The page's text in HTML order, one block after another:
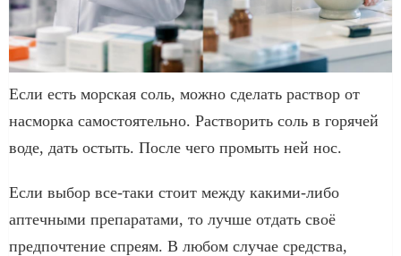
Если есть морская соль, можно сделать раствор от
насморка самостоятельно. Растворить соль в горячей
воде, дать остыть. После чего промыть ней нос.
Если выбор все-таки стоит между какими-либо
аптечными препаратами, то лучше отдать своё
предпочтение спреям. В любом случае средства,